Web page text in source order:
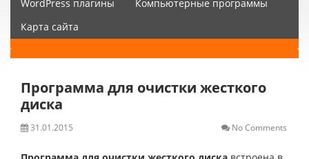
WordPress плагины
Компьютерные программы
Карта сайта
Программа для очистки жесткого
диска
31.01.2015 No Comments